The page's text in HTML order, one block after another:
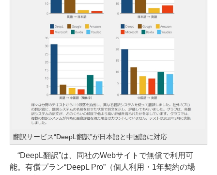
翻訳サービス“DeepL翻訳”が日本語と中国語に対応
“DeepL翻訳”は、同社のWebサイトで無償で利用可
能。有償プラン“DeepL Pro”（個人利用・1年契約の場